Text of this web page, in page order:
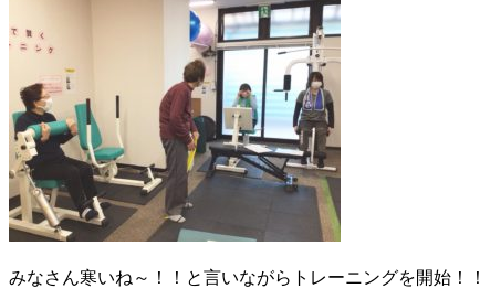
みなさん寒いね～！！と言いながらトレーニングを開始！！